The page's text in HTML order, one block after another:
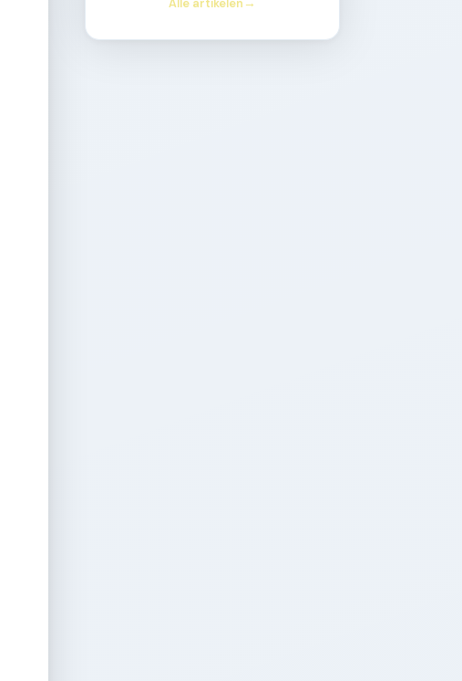
Alle artikelen